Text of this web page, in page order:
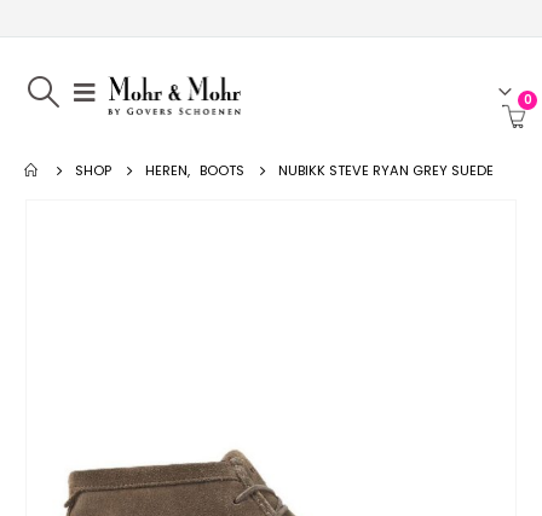
0
SHOP HEREN, BOOTS NUBIKK STEVE RYAN GREY SUEDE